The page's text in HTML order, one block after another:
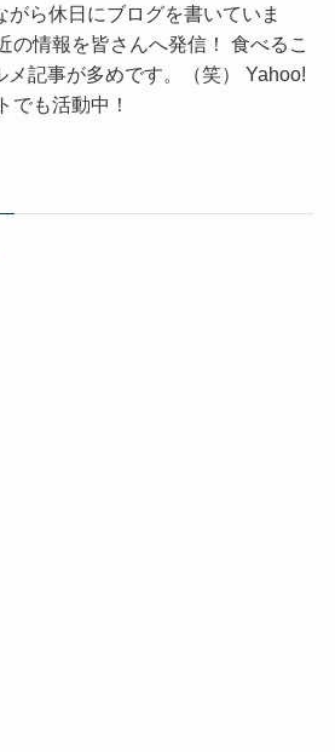
ら休日にブログを書いていま
の情報を皆さんへ発信！ 食べるこ
メ記事が多めです。（笑） Yahoo!
でも活動中！